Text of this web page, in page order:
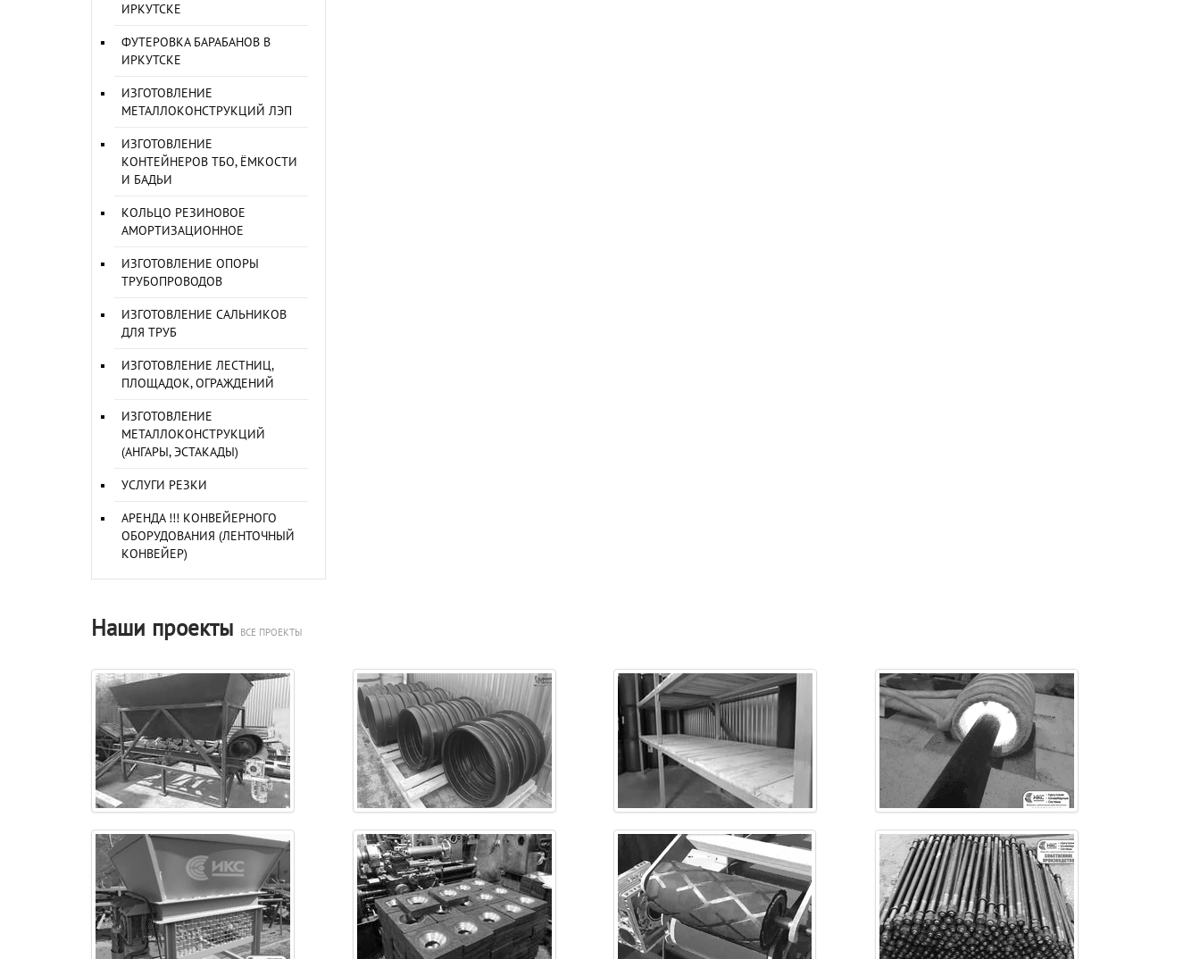
ИРКУТСКЕ
ФУТЕРОВКА БАРАБАНОВ В
ИРКУТСКЕ
ИЗГОТОВЛЕНИЕ
МЕТАЛЛОКОНСТРУКЦИЙ ЛЭП
ИЗГОТОВЛЕНИЕ
КОНТЕЙНЕРОВ ТБО, ЁМКОСТИ
И БАДЬИ
КОЛЬЦО РЕЗИНОВОЕ
АМОРТИЗАЦИОННОЕ
ИЗГОТОВЛЕНИЕ ОПОРЫ
ТРУБОПРОВОДОВ
ИЗГОТОВЛЕНИЕ САЛЬНИКОВ
ДЛЯ ТРУБ
ИЗГОТОВЛЕНИЕ ЛЕСТНИЦ,
ПЛОЩАДОК, ОГРАЖДЕНИЙ
ИЗГОТОВЛЕНИЕ
МЕТАЛЛОКОНСТРУКЦИЙ
(АНГАРЫ, ЭСТАКАДЫ)
УСЛУГИ РЕЗКИ
АРЕНДА !!! КОНВЕЙЕРНОГО
ОБОРУДОВАНИЯ (ЛЕНТОЧНЫЙ
КОНВЕЙЕР)
Наши проекты ВСЕ ПРОЕКТЫ